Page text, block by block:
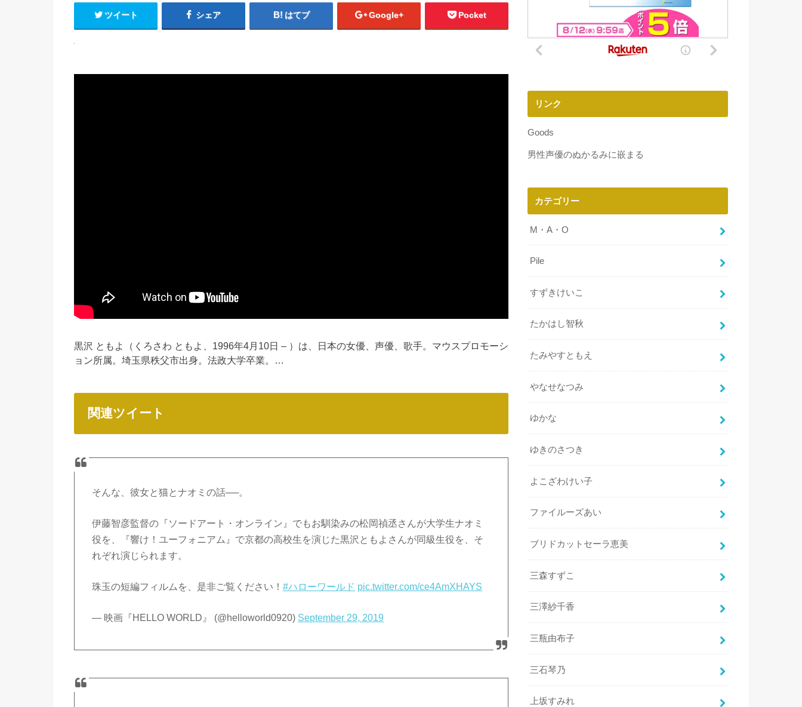
ツイート シェア はてブ Google+ Pocket
黒沢 ともよ（くろさわ ともよ、1996年4月10日 – ）は、日本の女優、声優、歌手。マウスプロモーシ
ョン所属。埼玉県秩父市出身。法政大学卒業。…
関連ツイート
そんな、彼女と猫とナオミの話──。
伊藤智彦監督の『ソードアート・オンライン』でもお馴染みの松岡禎丞さんが大学生ナオミ
役を、『響け！ユーフォニアム』で京都の高校生を演じた黒沢ともよさんが同級生役を、そ
れぞれ演じられます。
珠玉の短編フィルムを、是非ご覧ください！#ハローワールド pic.twitter.com/ce4AmXHAYS
— 映画『HELLO WORLD』 (@helloworld0920) September 29, 2019
リンク
Goods
男性声優のぬかるみに嵌まる
カテゴリー
M・A・O
Pile
すずきけいこ
たかはし智秋
たみやすともえ
やなせなつみ
ゆかな
ゆきのさつき
よこざわけい子
ファイルーズあい
ブリドカットセーラ恵美
三森すずこ
三澤紗千香
三瓶由布子
三石琴乃
上坂すみれ